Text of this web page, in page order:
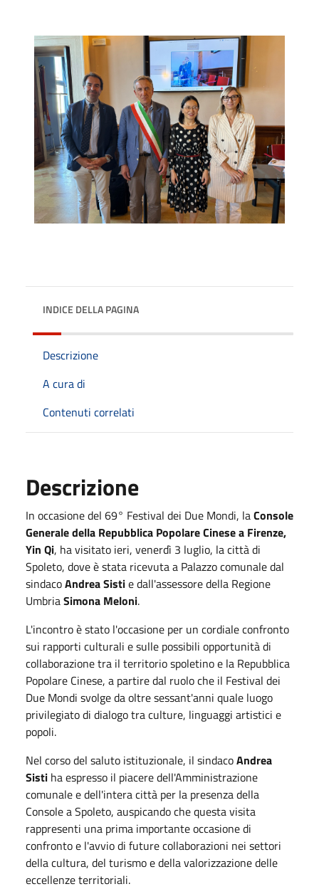
INDICE DELLA PAGINA
Descrizione
A cura di
Contenuti correlati
Descrizione
In occasione del 69° Festival dei Due Mondi, laConsole
Generale della Repubblica Popolare Cinese a Firenze,
Yin Qi, ha visitato ieri, venerdì 3 luglio, la città di
Spoleto, dove è stata ricevuta a Palazzo comunale dal
sindacoAndrea Sistie dall'assessore della Regione
UmbriaSimona Meloni.
L'incontro è stato l'occasione per un cordiale confronto
sui rapporti culturali e sulle possibili opportunità di
collaborazione tra il territorio spoletino e la Repubblica
Popolare Cinese, a partire dal ruolo che il Festival dei
Due Mondi svolge da oltre sessant'anni quale luogo
privilegiato di dialogo tra culture, linguaggi artistici e
popoli.
Nel corso del saluto istituzionale, il sindacoAndrea
Sisti ha espresso il piacere dell'Amministrazione
comunale e dell'intera città per la presenza della
Console a Spoleto, auspicando che questa visita
rappresenti una prima importante occasione di
confronto e l'avvio di future collaborazioni nei settori
della cultura, del turismo e della valorizzazione delle
eccellenze territoriali.